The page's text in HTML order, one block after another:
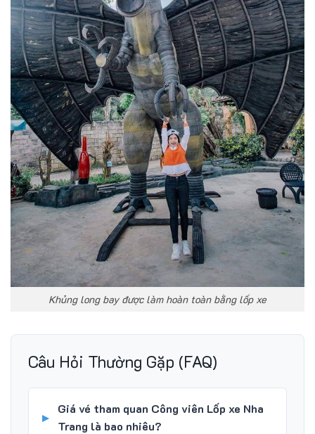
Khủng long bay được làm hoàn toàn bằng lốp xe
Câu Hỏi Thường Gặp (FAQ)
Giá vé tham quan Công viên Lốp xe Nha
Trang là bao nhiêu?